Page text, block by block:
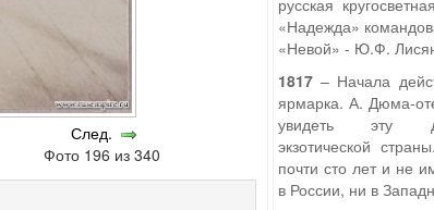
След.
Фото 196 из 340
русская
«Надежда»
«Невой» - Ю.Ф.
1817– Начала
ярмарка. А. Дюма-
увидеть эту
экзотической
почти сто лет и не
в России, ни в